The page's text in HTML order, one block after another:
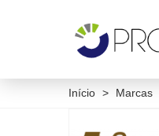
Início > Marcas